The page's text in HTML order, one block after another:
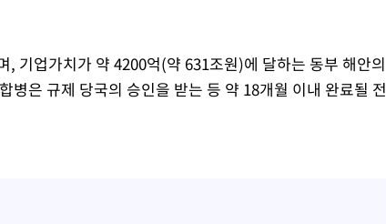
기업가치가 약 4200억(약 631조원)에 달하는 동부 해안의
병은 규제 당국의 승인을 받는 등 약 18개월 이내 완료될 전